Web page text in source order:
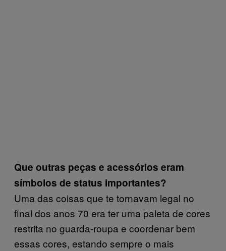
Que outras peças e acessórios eram
símbolos de status importantes?
Uma das coisas que te tornavam legal no
final dos anos 70 era ter uma paleta de cores
restrita no guarda-roupa e coordenar bem
essas cores, estando sempre o mais